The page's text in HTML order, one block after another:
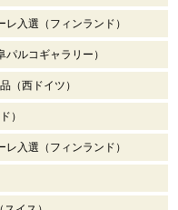
入選（フィンランド）
ルコギャラリー）
（西ドイツ）
）
入選（フィンランド）